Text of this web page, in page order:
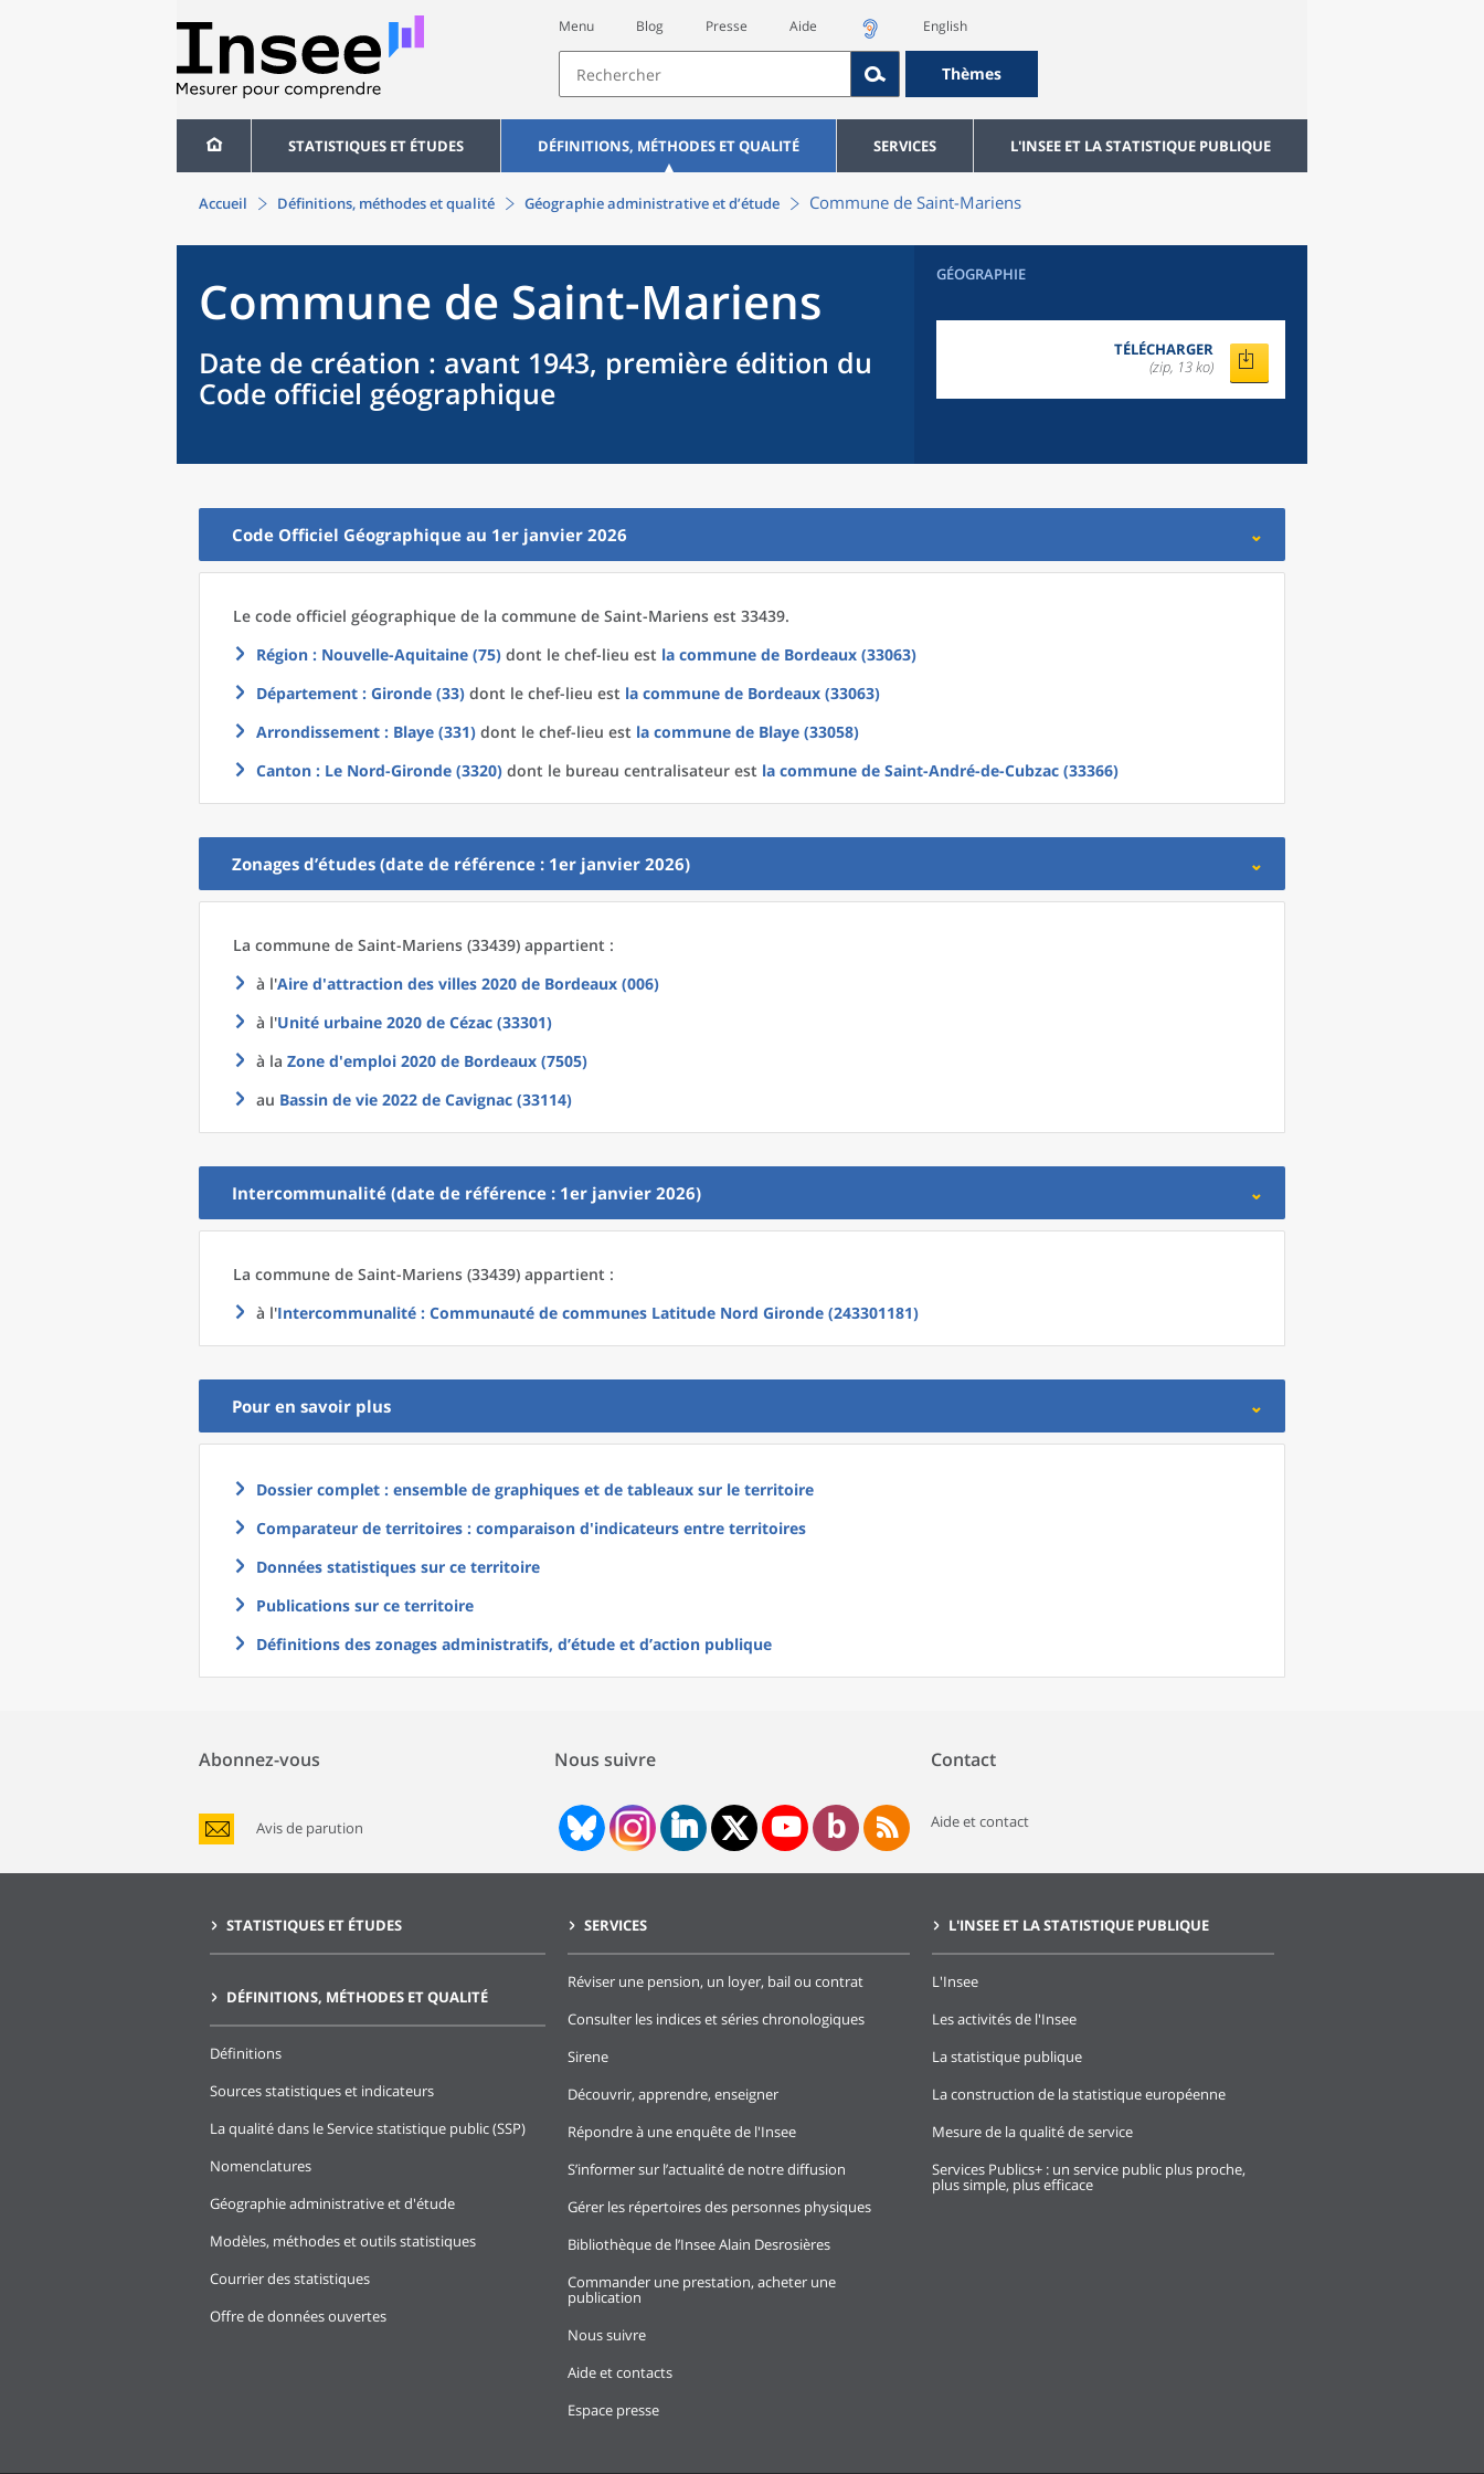
Menu Blog Presse Aide English
Thèmes
STATISTIQUES ET ÉTUDES DÉFINITIONS, MÉTHODES ET QUALITÉ SERVICES L'INSEE ET LA STATISTIQUE PUBLIQUE
Accueil Définitions, méthodes et qualité Géographie administrative et d’étude Commune de Saint-Mariens
Commune de Saint-Mariens
Date de création : avant 1943, première édition du
Code officiel géographique
GÉOGRAPHIE
TÉLÉCHARGER
(zip, 13 ko)
Code Officiel Géographique au 1er janvier 2026
Le code officiel géographique de la commune de Saint-Mariens est 33439.
Région : Nouvelle-Aquitaine (75) dont le chef-lieu est la commune de Bordeaux (33063)
Département : Gironde (33) dont le chef-lieu est la commune de Bordeaux (33063)
Arrondissement : Blaye (331) dont le chef-lieu est la commune de Blaye (33058)
Canton : Le Nord-Gironde (3320) dont le bureau centralisateur est la commune de Saint-André-de-Cubzac (33366)
Zonages d’études (date de référence : 1er janvier 2026)
La commune de Saint-Mariens (33439) appartient :
à l'Aire d'attraction des villes 2020 de Bordeaux (006)
à l'Unité urbaine 2020 de Cézac (33301)
à la Zone d'emploi 2020 de Bordeaux (7505)
au Bassin de vie 2022 de Cavignac (33114)
Intercommunalité (date de référence : 1er janvier 2026)
La commune de Saint-Mariens (33439) appartient :
à l'Intercommunalité : Communauté de communes Latitude Nord Gironde (243301181)
Pour en savoir plus
Dossier complet : ensemble de graphiques et de tableaux sur le territoire
Comparateur de territoires : comparaison d'indicateurs entre territoires
Données statistiques sur ce territoire
Publications sur ce territoire
Définitions des zonages administratifs, d’étude et d’action publique
Abonnez-vous
Avis de parution
Nous suivre Contact
Aide et contact
STATISTIQUES ET ÉTUDES
DÉFINITIONS, MÉTHODES ET QUALITÉ
Définitions
Sources statistiques et indicateurs
La qualité dans le Service statistique public (SSP)
Nomenclatures
Géographie administrative et d'étude
Modèles, méthodes et outils statistiques
Courrier des statistiques
Offre de données ouvertes
SERVICES
Réviser une pension, un loyer, bail ou contrat
Consulter les indices et séries chronologiques
Sirene
Découvrir, apprendre, enseigner
Répondre à une enquête de l'Insee
S’informer sur l’actualité de notre diffusion
Gérer les répertoires des personnes physiques
Bibliothèque de l’Insee Alain Desrosières
Commander une prestation, acheter une
publication
Nous suivre
Aide et contacts
Espace presse
L'INSEE ET LA STATISTIQUE PUBLIQUE
L'Insee
Les activités de l'Insee
La statistique publique
La construction de la statistique européenne
Mesure de la qualité de service
Services Publics+ : un service public plus proche,
plus simple, plus efficace